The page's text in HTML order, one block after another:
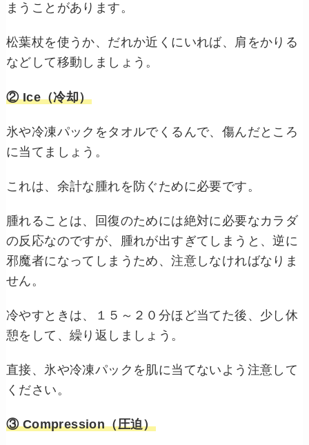
まうことがあります。
松葉杖を使うか、だれか近くにいれば、肩をかりる
などして移動しましょう。
② Ice（冷却）
氷や冷凍パックをタオルでくるんで、傷んだところ
に当てましょう。
これは、余計な腫れを防ぐために必要です。
腫れることは、回復のためには絶対に必要なカラダ
の反応なのですが、腫れが出すぎてしまうと、逆に
邪魔者になってしまうため、注意しなければなりま
せん。
冷やすときは、１５～２０分ほど当てた後、少し休
憩をして、繰り返しましょう。
直接、氷や冷凍パックを肌に当てないよう注意して
ください。
③ Compression（圧迫）